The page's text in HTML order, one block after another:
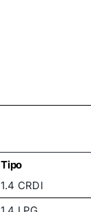
Tipo
1.4 CRDI